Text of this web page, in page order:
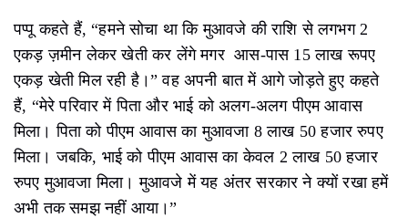
पप्पू कहते हैं, “हमने सोचा था कि मुआवजे की राशि से लगभग 2
एकड़ ज़मीन लेकर खेती कर लेंगे मगर आस-पास 15 लाख रूपए
एकड़ खेती मिल रही है।” वह अपनी बात में आगे जोड़ते हुए कहते
हैं, “मेरे परिवार में पिता और भाई को अलग-अलग पीएम आवास
मिला। पिता को पीएम आवास का मुआवजा 8 लाख 50 हजार रुपए
मिला। जबकि, भाई को पीएम आवास का केवल 2 लाख 50 हजार
रुपए मुआवजा मिला। मुआवजे में यह अंतर सरकार ने क्यों रखा हमें
अभी तक समझ नहीं आया।”